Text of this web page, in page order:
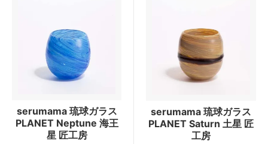
serumama 琉球ガラス
PLANET Neptune 海王
星 匠工房
serumama 琉球ガラス
PLANET Saturn 土星 匠
工房